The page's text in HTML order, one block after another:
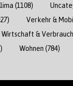
(1108)
Verkehr &
Wirtschaft &
Wohnen (784)